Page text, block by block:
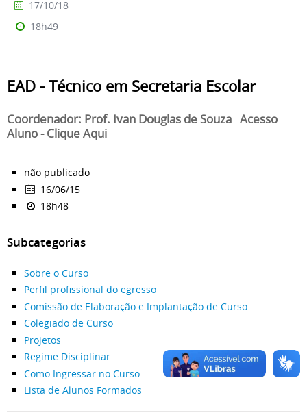
17/10/18
18h49
EAD - Técnico em Secretaria Escolar
Coordenador: Prof. Ivan Douglas de Souza Acesso
Aluno - Clique Aqui
não publicado
16/06/15
18h48
Subcategorias
Sobre o Curso
Perfil profissional do egresso
Comissão de Elaboração e Implantação de Curso
Colegiado de Curso
Projetos
Regime Disciplinar
Como Ingressar no Curso
Lista de Alunos Formados